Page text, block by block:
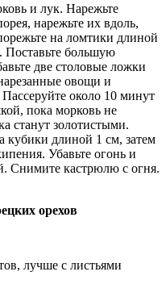
и лук. Нарежьте
нарежьте их вдоль,
на ломтики длиной
Поставьте большую
две столовые ложки
овощи и
около 10 минут
пока морковь не
станут золотистыми.
кубики длиной 1 см, затем
Убавьте огонь и
Снимите кастрюлю с огня.
орехов
лучше с листьями